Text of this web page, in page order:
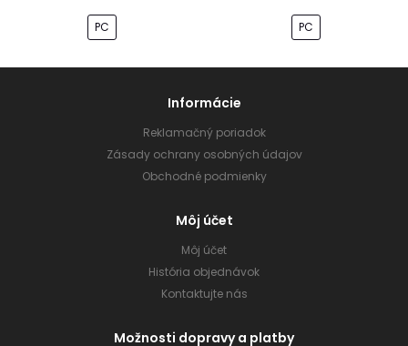
PC PC
Informácie
Reklamačný poriadok
Zásady ochrany osobných údajov
Obchodné podmienky
Môj účet
Môj účet
História objednávok
Kontaktujte nás
Možnosti dopravy a platby